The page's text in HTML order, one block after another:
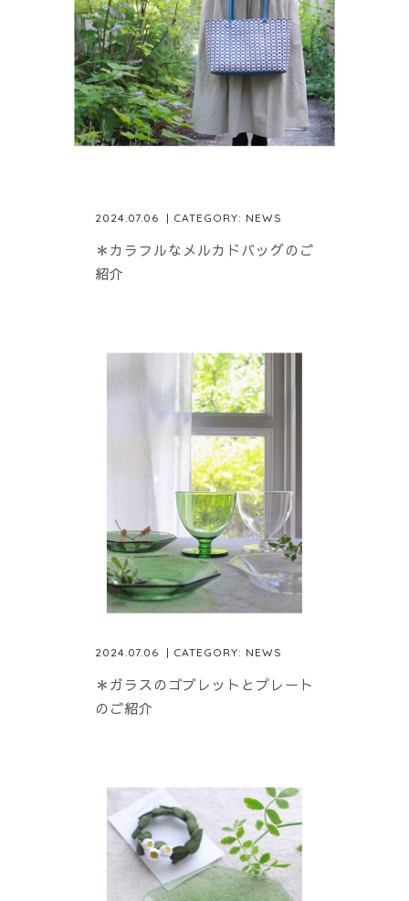
2024.07.06 | CATEGORY: NEWS
＊カラフルなメルカドバッグのご
紹介
2024.07.06 | CATEGORY: NEWS
＊ガラスのゴブレットとプレート
のご紹介